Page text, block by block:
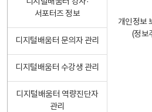
개인정보
(정보
서포터즈 정보
디지털배움터 문의자 관리
디지털배움터 수강생 관리
디지털배움터 역량진단자
관리